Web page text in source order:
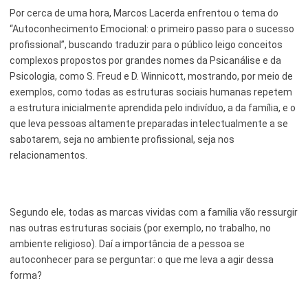
Por cerca de uma hora, Marcos Lacerda enfrentou o tema do
“Autoconhecimento Emocional: o primeiro passo para o sucesso
profissional”, buscando traduzir para o público leigo conceitos
complexos propostos por grandes nomes da Psicanálise e da
Psicologia, como S. Freud e D. Winnicott, mostrando, por meio de
exemplos, como todas as estruturas sociais humanas repetem
a estrutura inicialmente aprendida pelo indivíduo, a da família, e o
que leva pessoas altamente preparadas intelectualmente a se
sabotarem, seja no ambiente profissional, seja nos
relacionamentos.
Segundo ele, todas as marcas vividas com a família vão ressurgir
nas outras estruturas sociais (por exemplo, no trabalho, no
ambiente religioso). Daí a importância de a pessoa se
autoconhecer para se perguntar: o que me leva a agir dessa
forma?